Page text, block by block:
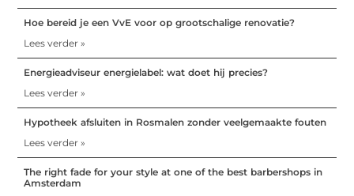
Hoe bereid je een VvE voor op grootschalige renovatie?
Lees verder »
Energieadviseur energielabel: wat doet hij precies?
Lees verder »
Hypotheek afsluiten in Rosmalen zonder veelgemaakte fouten
Lees verder »
The right fade for your style at one of the best barbershops in
Amsterdam